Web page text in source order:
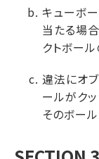
キューボ
当たる場
クトボー
違法にオ
ールがク
そのボー